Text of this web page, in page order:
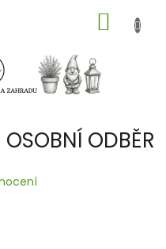
KOŠÍK
ODBĚR